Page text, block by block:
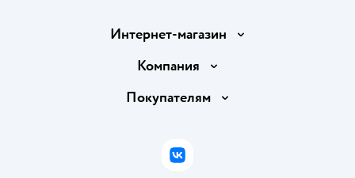
Интернет-магазин
Доставка и оплата
Правила продажи
Политика использования файлов cookie
Компания
Вакансии
Покупателям
Бонусные карты
ВКонтакте